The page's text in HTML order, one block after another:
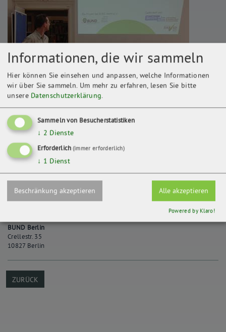
BUND Berlin
Crellestr. 35
10827 Berlin
ZURÜCK
Informationen, die wir sammeln
Hier können Sie einsehen und anpassen, welche Informationen
wir über Sie sammeln. Um mehr zu erfahren, lesen Sie bitte
unsere Datenschutzerklärung.
Sammeln von Besucherstatistiken
↓ 2 Dienste
Erforderlich (immer erforderlich)
↓ 1 Dienst
Beschränkung akzeptieren Alle akzeptieren
Powered by Klaro!